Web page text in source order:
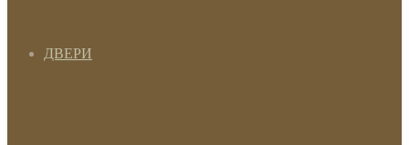
ДВЕРИ